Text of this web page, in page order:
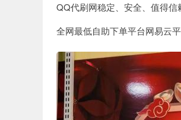
QQ代刷网稳定、安全、值得信
全网最低自助下单平台网易云